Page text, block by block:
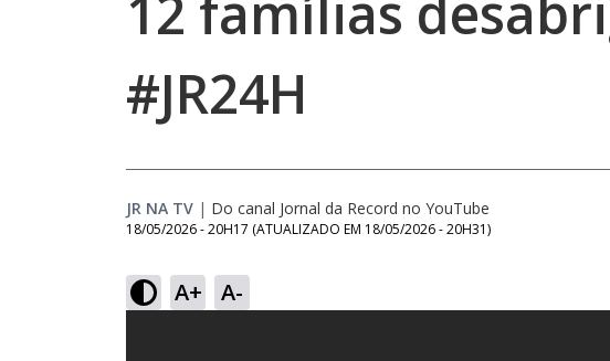
#JR24H
JR NA TV | Do canal Jornal da Record no YouTube
18/05/2026 - 20H17 (ATUALIZADO EM 18/05/2026 - 20H31)
A+ A-